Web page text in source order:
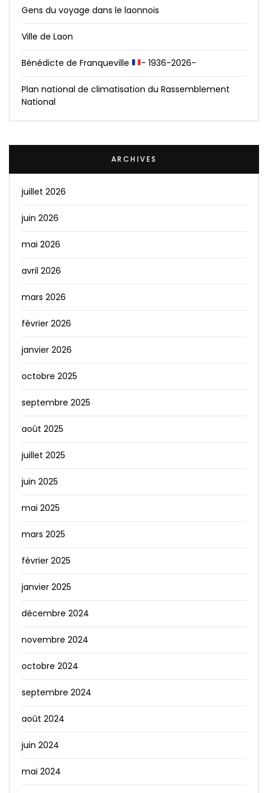
Gens du voyage dans le laonnois
Ville de Laon
Bénédicte de Franqueville - 1936-2026-
Plan national de climatisation du Rassemblement
National
ARCHIVES
juillet 2026
juin 2026
mai 2026
avril 2026
mars 2026
février 2026
janvier 2026
octobre 2025
septembre 2025
août 2025
juillet 2025
juin 2025
mai 2025
mars 2025
février 2025
janvier 2025
décembre 2024
novembre 2024
octobre 2024
septembre 2024
août 2024
juin 2024
mai 2024